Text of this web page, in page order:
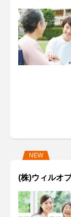
NEW
(株)ウィルオ